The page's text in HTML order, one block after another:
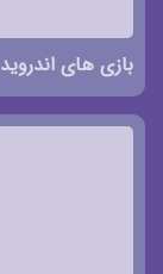
بازی های اندروید